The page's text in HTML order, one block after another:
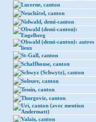
Lucerne, canton
Neuchâtel, canton
Nidwald, demi-canton
Obwald (demi-canton):
Engelberg
Obwald (demi-canton): autres
lieux
St-Gall, canton
Schaffhouse, canton
Schwyz (Schwytz), canton
Soleure, canton
Tessin, canton
Thurgovie, canton
Uri, canton (avec mention
Andermatt)
Valais, canton